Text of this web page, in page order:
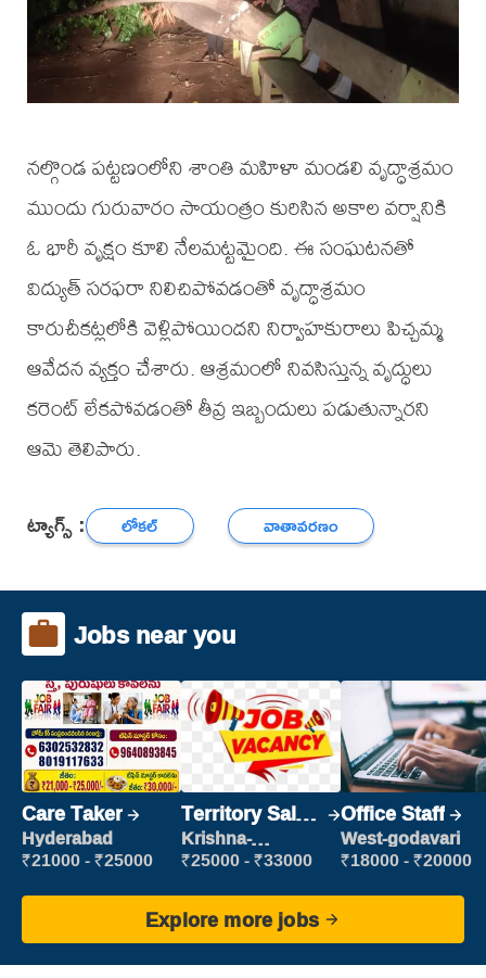
నల్గొండ పట్టణంలోని శాంతి మహిళా మండలి వృద్ధాశ్రమం
ముందు గురువారం సాయంత్రం కురిసిన అకాల వర్షానికి
ఓ భారీ వృక్షం కూలి నేలమట్టమైంది. ఈ సంఘటనతో
విద్యుత్ సరఫరా నిలిచిపోవడంతో వృద్ధాశ్రమం
కారుచీకట్లలోకి వెళ్లిపోయిందని నిర్వాహకురాలు పిచ్చమ్మ
ఆవేదన వ్యక్తం చేశారు. ఆశ్రమంలో నివసిస్తున్న వృద్ధులు
కరెంట్ లేకపోవడంతో తీవ్ర ఇబ్బందులు పడుతున్నారని
ఆమె తెలిపారు.
ట్యాగ్స్ : లోకల్ వాతావరణం
Jobs near you
Care Taker
Hyderabad
₹21000 - ₹25000
Territory Sales
Manager
Krishna-
vijayawada
₹25000 - ₹33000
Office Staff
West-godavari
₹18000 - ₹20000
Explore more jobs